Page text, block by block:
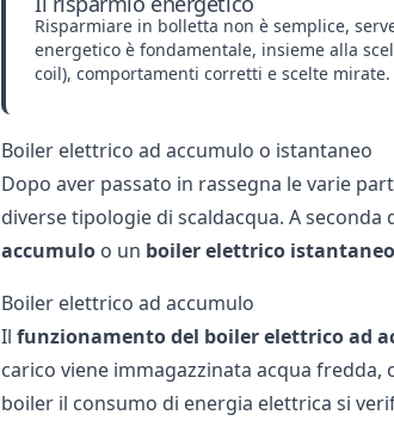
Risparmiare in bolletta non è semplice,
energetico è fondamentale, insieme alla
coil), comportamenti corretti e scelte mirate.
Boiler elettrico ad accumulo o istantaneo
Dopo aver passato in rassegna le varie
diverse tipologie di scaldacqua. A
accumulo o un boiler elettrico istantaneo
Boiler elettrico ad accumulo
Il funzionamento del boiler elettrico ad
carico viene immagazzinata acqua
boiler il consumo di energia elettrica si